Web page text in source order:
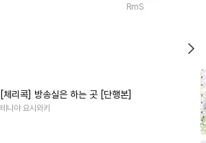
RmS
[체리콕] 방송실은 하는 곳 [단행본]
테니야 요시와키